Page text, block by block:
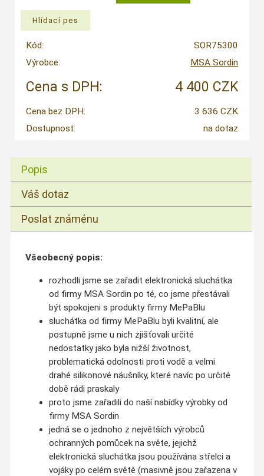
Kód:
SOR75300
Výrobce:
MSA Sordin
Cena s DPH: 4 400 CZK
Cena bez DPH:
3 636 CZK
Dostupnost:
na dotaz
Popis
Váš dotaz
Poslat známénu
Všeobecný popis:
rozhodli jsme se zařadit elektronická sluchátka
od firmy MSA Sordin po té, co jsme přestávali
být spokojeni s produkty firmy MePaBlu
sluchátka od firmy MePaBlu byli kvalitní, ale
postupně jsme u nich zjišťovali určité
nedostatky jako byla nižší životnost,
problematická odolnosti proti vodě a velmi
drahé silikonové náušníky, které navíc po určité
době rádi praskaly
proto jsme zařadili do naší nabídky výrobky od
firmy MSA Sordin
jedná se o jednoho z největších výrobců
ochranných pomůcek na světe, jejichž
elektronická sluchátka jsou používána střelci a
vojáky po celém světě (masivně jsou zařazena v